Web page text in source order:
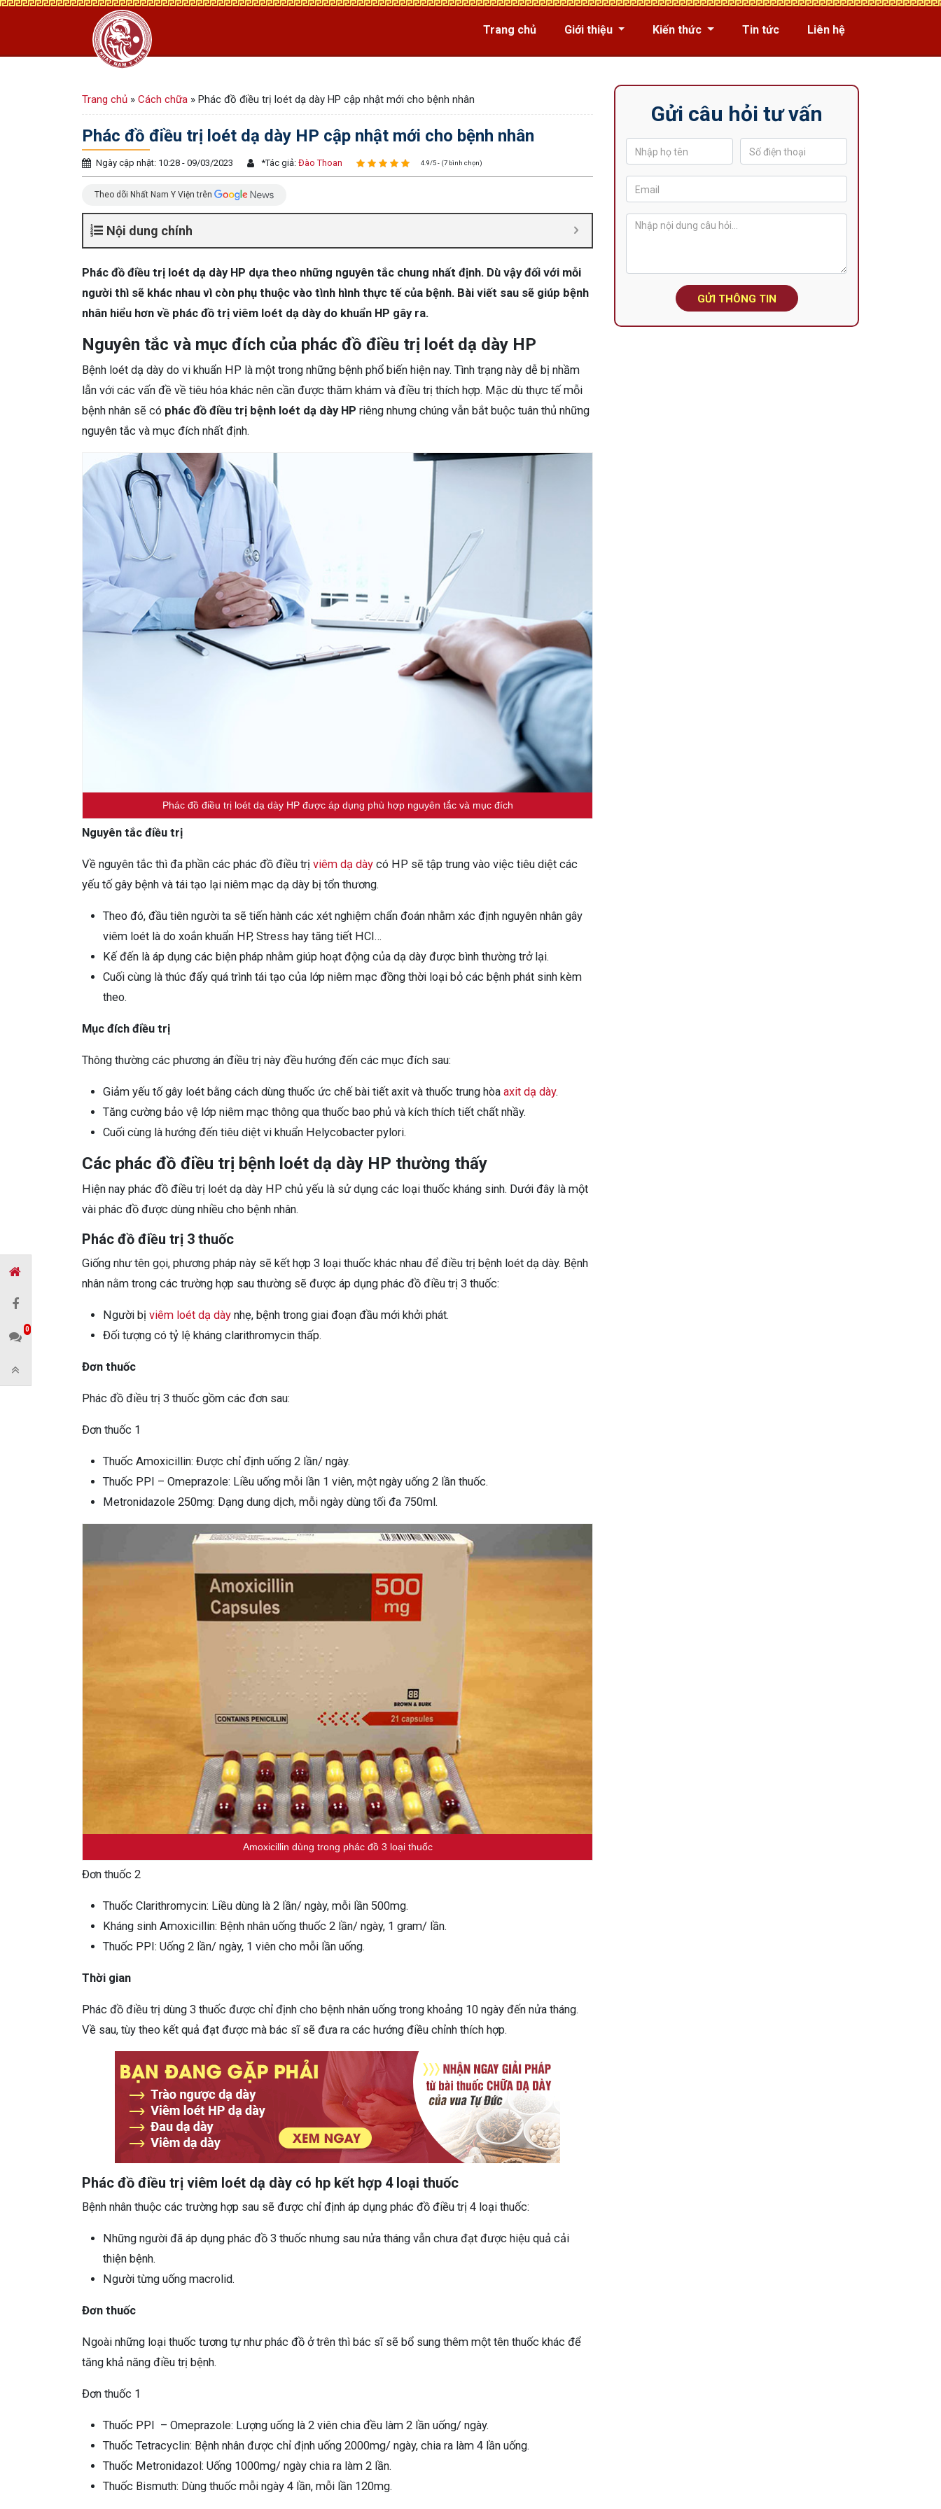
Trang chủ Giới thiệu Kiến thức Tin tức Liên hệ
Trang chủ » Cách chữa » Phác đồ điều trị loét dạ dày HP cập nhật mới cho bệnh nhân
Phác đồ điều trị loét dạ dày HP cập nhật mới cho bệnh nhân
Ngày cập nhật: 10:28 - 09/03/2023 *Tác giả: Đào Thoan 4.9/5 - (7 bình chọn)
Theo dõi Nhất Nam Y Viện trên
Nội dung chính
Phác đồ điều trị loét dạ dày HP dựa theo những nguyên tắc chung nhất định. Dù vậy đối với mỗi
người thì sẽ khác nhau vì còn phụ thuộc vào tình hình thực tế của bệnh. Bài viết sau sẽ giúp bệnh
nhân hiểu hơn về phác đồ trị viêm loét dạ dày do khuẩn HP gây ra.
Nguyên tắc và mục đích của phác đồ điều trị loét dạ dày HP
Bệnh loét dạ dày do vi khuẩn HP là một trong những bệnh phổ biến hiện nay. Tình trạng này dễ bị nhầm
lẫn với các vấn đề về tiêu hóa khác nên cần được thăm khám và điều trị thích hợp. Mặc dù thực tế mỗi
bệnh nhân sẽ có phác đồ điều trị bệnh loét dạ dày HP riêng nhưng chúng vẫn bắt buộc tuân thủ những
nguyên tắc và mục đích nhất định.
Phác đồ điều trị loét dạ dày HP được áp dụng phù hợp nguyên tắc và mục đích
Nguyên tắc điều trị
Về nguyên tắc thì đa phần các phác đồ điều trị viêm dạ dày có HP sẽ tập trung vào việc tiêu diệt các
yếu tố gây bệnh và tái tạo lại niêm mạc dạ dày bị tổn thương.
Theo đó, đầu tiên người ta sẽ tiến hành các xét nghiệm chẩn đoán nhằm xác định nguyên nhân gây
viêm loét là do xoắn khuẩn HP, Stress hay tăng tiết HCl…
Kế đến là áp dụng các biện pháp nhằm giúp hoạt động của dạ dày được bình thường trở lại.
Cuối cùng là thúc đẩy quá trình tái tạo của lớp niêm mạc đồng thời loại bỏ các bệnh phát sinh kèm
theo.
Mục đích điều trị
Thông thường các phương án điều trị này đều hướng đến các mục đích sau:
Giảm yếu tố gây loét bằng cách dùng thuốc ức chế bài tiết axit và thuốc trung hòa axit dạ dày.
Tăng cường bảo vệ lớp niêm mạc thông qua thuốc bao phủ và kích thích tiết chất nhầy.
Cuối cùng là hướng đến tiêu diệt vi khuẩn Helycobacter pylori.
Các phác đồ điều trị bệnh loét dạ dày HP thường thấy
Hiện nay phác đồ điều trị loét dạ dày HP chủ yếu là sử dụng các loại thuốc kháng sinh. Dưới đây là một
vài phác đồ được dùng nhiều cho bệnh nhân.
Phác đồ điều trị 3 thuốc
Giống như tên gọi, phương pháp này sẽ kết hợp 3 loại thuốc khác nhau để điều trị bệnh loét dạ dày. Bệnh
nhân nằm trong các trường hợp sau thường sẽ được áp dụng phác đồ điều trị 3 thuốc:
Người bị viêm loét dạ dày nhẹ, bệnh trong giai đoạn đầu mới khởi phát.
Đối tượng có tỷ lệ kháng clarithromycin thấp.
Đơn thuốc
Phác đồ điều trị 3 thuốc gồm các đơn sau:
Đơn thuốc 1
Thuốc Amoxicillin: Được chỉ định uống 2 lần/ ngày.
Thuốc PPI – Omeprazole: Liều uống mỗi lần 1 viên, một ngày uống 2 lần thuốc.
Metronidazole 250mg: Dạng dung dịch, mỗi ngày dùng tối đa 750ml.
Amoxicillin dùng trong phác đồ 3 loại thuốc
Đơn thuốc 2
Thuốc Clarithromycin: Liều dùng là 2 lần/ ngày, mỗi lần 500mg.
Kháng sinh Amoxicillin: Bệnh nhân uống thuốc 2 lần/ ngày, 1 gram/ lần.
Thuốc PPI: Uống 2 lần/ ngày, 1 viên cho mỗi lần uống.
Thời gian
Phác đồ điều trị dùng 3 thuốc được chỉ định cho bệnh nhân uống trong khoảng 10 ngày đến nửa tháng.
Về sau, tùy theo kết quả đạt được mà bác sĩ sẽ đưa ra các hướng điều chỉnh thích hợp.
Phác đồ điều trị viêm loét dạ dày có hp kết hợp 4 loại thuốc
Bệnh nhân thuộc các trường hợp sau sẽ được chỉ định áp dụng phác đồ điều trị 4 loại thuốc:
Những người đã áp dụng phác đồ 3 thuốc nhưng sau nửa tháng vẫn chưa đạt được hiệu quả cải
thiện bệnh.
Người từng uống macrolid.
Đơn thuốc
Ngoài những loại thuốc tương tự như phác đồ ở trên thì bác sĩ sẽ bổ sung thêm một tên thuốc khác để
tăng khả năng điều trị bệnh.
Đơn thuốc 1
Thuốc PPI – Omeprazole: Lượng uống là 2 viên chia đều làm 2 lần uống/ ngày.
Thuốc Tetracyclin: Bệnh nhân được chỉ định uống 2000mg/ ngày, chia ra làm 4 lần uống.
Thuốc Metronidazol: Uống 1000mg/ ngày chia ra làm 2 lần.
Thuốc Bismuth: Dùng thuốc mỗi ngày 4 lần, mỗi lần 120mg.
Gửi câu hỏi tư vấn
GỬI THÔNG TIN
0